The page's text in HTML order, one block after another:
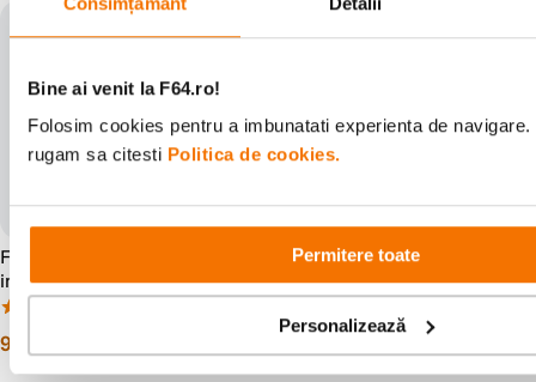
Bine ai venit la F64.ro!
Folosim cookies pentru a imbunatati experienta de
rugam sa citesti Politica de cookies.
Permitere toate
Personalizează
Fujifilm Instax Mini - film
instant 2x10 bucati
99
Nikon Z 50mm f/1.8 S
Obiectiv Mirrorless Montura
3.499 lei